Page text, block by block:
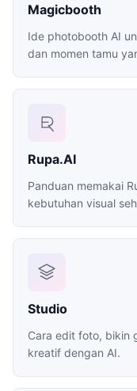
Magicbooth
Ide photobooth AI
dan momen tamu
Rupa.AI
Panduan memakai
kebutuhan visual
Studio
Cara edit foto, bikin
kreatif dengan AI.